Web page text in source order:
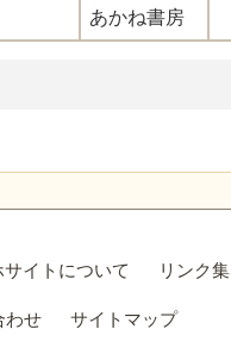
あかね書房
サイトについて リンク集
わせ サイトマップ